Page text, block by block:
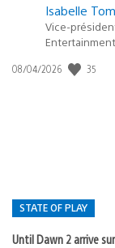
Isabelle
Vice-
Entertainment
Date
08/04/2026 35
STATE OF PLAY
Until Dawn 2 arrive